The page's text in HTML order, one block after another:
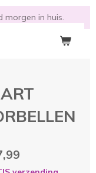
morgen in huis.